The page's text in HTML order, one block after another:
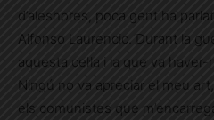
d’aleshores, poca gent ha
Alfonso Laurencic. Durant la
aquesta cel·la i la que va
Ningú no va apreciar el meu
els comunistes que